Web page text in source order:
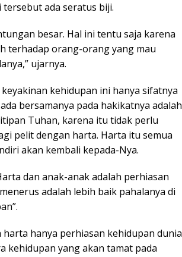
ada seratus biji.
besar. Hal ini tentu saja karena
terhadap orang-orang yang mau
ujarnya.
kehidupan ini hanya sifatnya
bersamanya pada hakikatnya adalah
Tuhan, karena itu tidak perlu
pelit dengan harta. Harta itu semua
akan kembali kepada-Nya.
dan anak-anak adalah perhiasan
adalah lebih baik pahalanya di
harta hanya perhiasan kehidupan dunia
kehidupan yang akan tamat pada